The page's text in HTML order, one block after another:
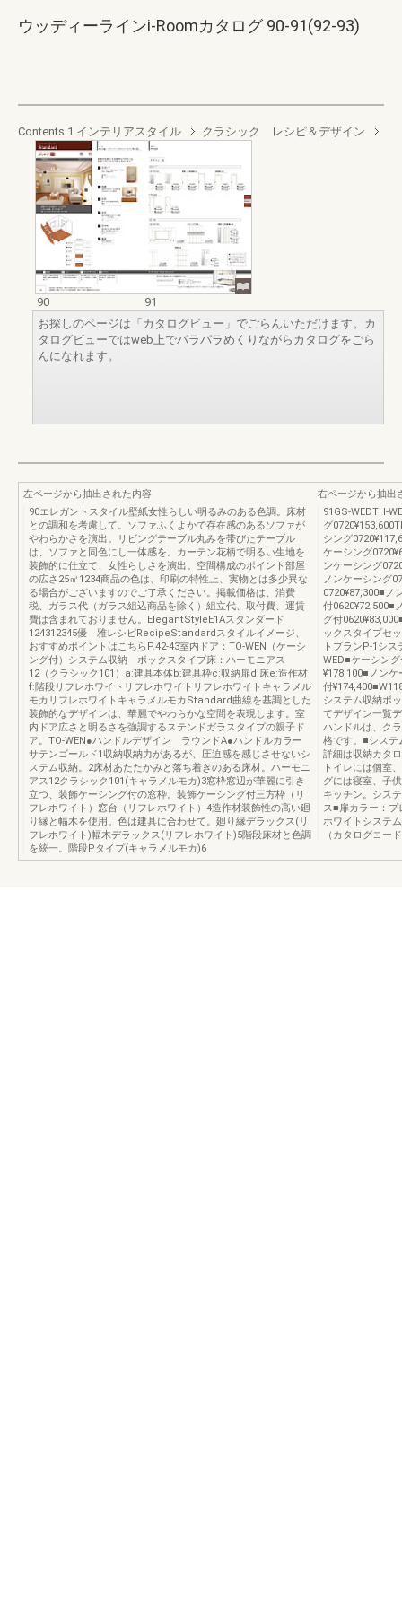
ウッディーラインi-Roomカタログ 90-91(92-93)
Contents.1 インテリアスタイル クラシック レシピ＆デザイン
90
91
お探しのページは「カタログビュー」でごらんいただけます。カ
タログビューではweb上でパラパラめくりながらカタログをごら
んになれます。
左ページから抽出された内容
90エレガントスタイル壁紙女性らしい明るみのある色調。床材
との調和を考慮して。ソファふくよかで存在感のあるソファが
やわらかさを演出。リビングテーブル丸みを帯びたテーブル
は、ソファと同色にし一体感を。カーテン花柄で明るい生地を
装飾的に仕立て、女性らしさを演出。空間構成のポイント部屋
の広さ25㎡1234商品の色は、印刷の特性上、実物とは多少異な
る場合がございますのでご了承ください。掲載価格は、消費
税、ガラス代（ガラス組込商品を除く）組立代、取付費、運賃
費は含まれておりません。ElegantStyleE1Aスタンダード
124312345優 雅レシピRecipeStandardスタイルイメージ、
おすすめポイントはこちらP.42-43室内ドア：TO-WEN（ケーシ
ング付）システム収納 ボックスタイプ床：ハーモニアス
12（クラシック101）a:建具本体b:建具枠c:収納扉d:床e:造作材
f:階段リフレホワイトリフレホワイトリフレホワイトキャラメル
モカリフレホワイトキャラメルモカStandard曲線を基調とした
装飾的なデザインは、華麗でやわらかな空間を表現します。室
内ドア広さと明るさを強調するステンドガラスタイプの親子ド
ア。TO-WEN●ハンドルデザイン ラウンドA●ハンドルカラー
サテンゴールド1収納収納力があるが、圧迫感を感じさせないシ
ステム収納。2床材あたたかみと落ち着きのある床材。ハーモニ
アス12クラシック101(キャラメルモカ)3窓枠窓辺が華麗に引き
立つ、装飾ケーシング付の窓枠。装飾ケーシング付三方枠（リ
フレホワイト）窓台（リフレホワイト）4造作材装飾性の高い廻
り縁と幅木を使用。色は建具に合わせて。廻り縁デラックス(リ
フレホワイト)幅木デラックス(リフレホワイト)5階段床材と色調
を統一。階段Pタイプ(キャラメルモカ)6
右ページから抽出
91GS-WEDTH-
グ
シング
ケーシング
ンケーシング
ノンケーシング
0720¥87,300■ノ
付0620¥72,500■
グ付
ックスタイプセ
トプランP-1シ
WED■ケーシン
¥178,100■ノンケ
付
システム収納ボ
てデザイン一覧
ハンドルは、ク
格です。■システ
詳細は収納カタ
トイレには個室
グには寝室、子
キッチン。シス
ス■扉カラー：
ホワイトシステ
（カタログコー